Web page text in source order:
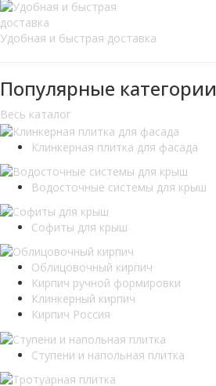
Удобная и быстрая доставка
Популярные категории
Весь каталог
Клинкерная плитка для фасада
Водосточные системы для крыш
Софиты для крыш
Облицовочный кирпич
Кирпич ручной формировки
Клинкерный кирпич
Кирпич Россия
Ступени и напольная плитка